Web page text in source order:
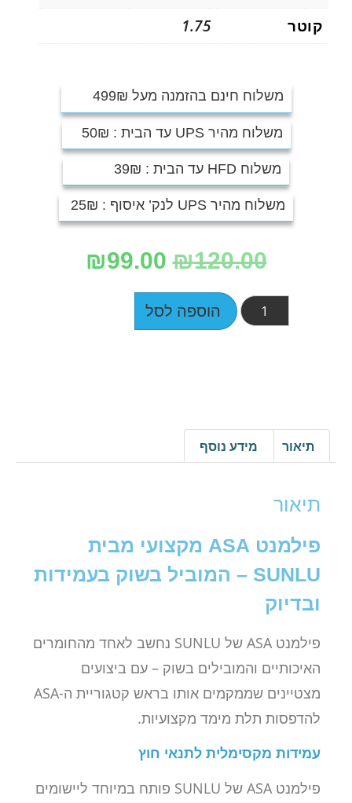
קוטר
1.75
משלוח חינם בהזמנה מעל 499₪
משלוח מהיר UPS עד הבית : 50₪
משלוח HFD עד הבית : 39₪
משלוח מהיר UPS לנק’ איסוף : 25₪
₪120.00
₪99.00
הוספה לסל
תיאור מידע נוסף
תיאור
פילמנט ASA מקצועי מבית
SUNLU – המוביל בשוק בעמידות
ובדיוק
פילמנט ASA של SUNLU נחשב לאחד מהחומרים
האיכותיים והמובילים בשוק – עם ביצועים
מצטיינים שממקמים אותו בראש קטגוריית ה-ASA
להדפסות תלת מימד מקצועיות.
עמידות מקסימלית לתנאי חוץ
פילמנט ASA של SUNLU פותח במיוחד ליישומים